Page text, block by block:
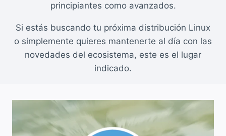
principiantes como avanzados.
Si estás buscando tu próxima distribución Linux
o simplemente quieres mantenerte al día con las
novedades del ecosistema, este es el lugar
indicado.